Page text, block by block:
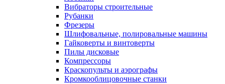
Вибраторы строительные
Рубанки
Фрезеры
Шлифовальные, полировальные машины
Гайковерты и винтоверты
Пилы дисковые
Компрессоры
Краскопульты и аэрографы
Кромкооблицовочные станки